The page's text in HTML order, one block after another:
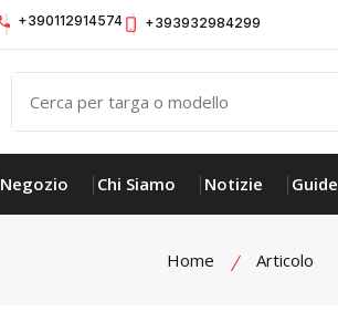
+390112914574 +393932984299
Negozio Chi Siamo Notizie Guide
Home Articolo